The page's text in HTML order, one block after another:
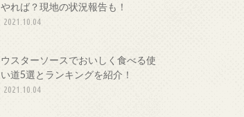
やれば？現地の状況報告も！
2021.10.04
ウスターソースでおいしく食べる使
い道5選とランキングを紹介！
2021.10.04